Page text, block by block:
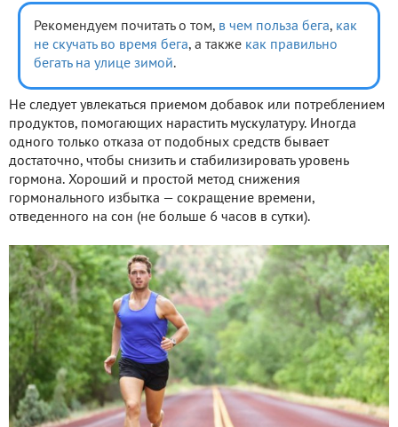
Рекомендуем почитать о том, в чем польза бега, как
не скучать во время бега, а также как правильно
бегать на улице зимой.
Не следует увлекаться приемом добавок или потреблением
продуктов, помогающих нарастить мускулатуру. Иногда
одного только отказа от подобных средств бывает
достаточно, чтобы снизить и стабилизировать уровень
гормона. Хороший и простой метод снижения
гормонального избытка — сокращение времени,
отведенного на сон (не больше 6 часов в сутки).